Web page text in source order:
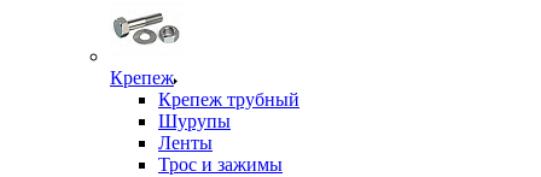
Крепеж
Крепеж трубный
Шурупы
Ленты
Трос и зажимы